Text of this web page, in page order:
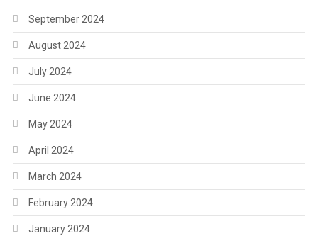
September 2024
August 2024
July 2024
June 2024
May 2024
April 2024
March 2024
February 2024
January 2024